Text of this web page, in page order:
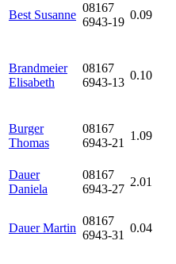
Best Susanne
08167
6943-19
0.09
Brandmeier
Elisabeth
08167
6943-13
0.10
Burger
Thomas
08167
6943-21
1.09
Dauer
Daniela
08167
6943-27
2.01
Dauer Martin
08167
6943-31
0.04